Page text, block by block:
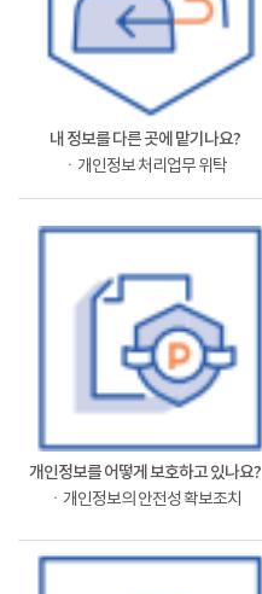
내 정보를 다른 곳에 맡기나요?
ㆍ개인정보 처리업무 위탁
개인정보를 어떻게 보호하고 있나요?
ㆍ개인정보의 안전성 확보조치